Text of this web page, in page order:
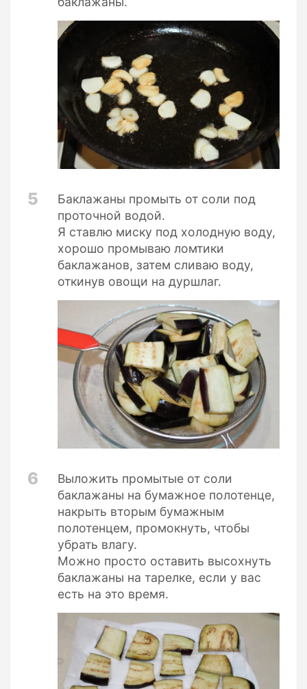
5
Баклажаны промыть от соли под
проточной водой.
Я ставлю миску под холодную воду,
хорошо промываю ломтики
баклажанов, затем сливаю воду,
откинув овощи на дуршлаг.
6
Выложить промытые от соли
баклажаны на бумажное полотенце,
накрыть вторым бумажным
полотенцем, промокнуть, чтобы
убрать влагу.
Можно просто оставить высохнуть
баклажаны на тарелке, если у вас
есть на это время.